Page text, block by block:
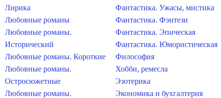
Лирика
Любовные романы
Любовные романы.
Исторический
Любовные романы. Короткие
Любовные романы.
Остросюжетные
Любовные романы.
Фантастика. Ужасы, мистика
Фантастика. Фэнтези
Фантастика. Эпическая
Фантастика. Юмористическая
Философия
Хобби, ремесла
Эзотерика
Экономика и бухгалтерия